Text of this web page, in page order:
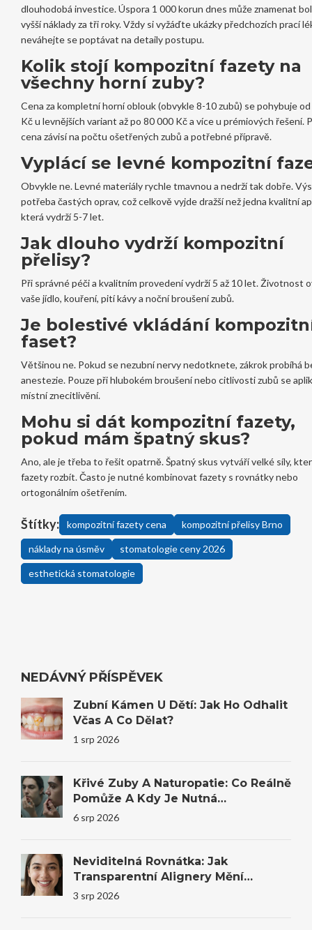
dlouhodobá investice. Úspora 1 000 korun dnes může znamenat
vyšší náklady za tři roky. Vždy si vyžáďte ukázky předchozích prací
neváhejte se poptávat na detaily postupu.
Kolik stojí kompozitní fazety na
všechny horní zuby?
Cena za kompletní horní oblouk (obvykle 8-10 zubů) se pohybuje
Kč u levnějších variant až po 80 000 Kč a více u prémiových řešení.
cena závisí na počtu ošetřených zubů a potřebné přípravě.
Vyplácí se levné kompozitní
Obvykle ne. Levné materiály rychle tmavnou a nedrží tak dobře.
potřeba častých oprav, což celkově vyjde dražší než jedna kvalitní
která vydrží 5-7 let.
Jak dlouho vydrží kompozitní
přelisy?
Při správné péči a kvalitním provedení vydrží 5 až 10 let. Životnost
vaše jídlo, kouření, pití kávy a noční broušení zubů.
Je bolestivé vkládání
faset?
Většinou ne. Pokud se nezubní nervy nedotknete, zákrok probíhá
anestezie. Pouze při hlubokém broušení nebo citlivosti zubů se
místní znecitlivění.
Mohu si dát kompozitní fazety,
pokud mám špatný skus?
Ano, ale je třeba to řešit opatrně. Špatný skus vytváří velké síly,
fazety rozbít. Často je nutné kombinovat fazety s rovnátky nebo
ortogonálním ošetřením.
Štítky: kompozitní fazety cena kompozitní přelisy Brno
náklady na úsměv stomatologie ceny 2026
esthetická stomatologie
NEDÁVNÝ PŘÍSPĚVEK
Zubní Kámen U Dětí: Jak Ho Odhalit
Včas A Co Dělat?
1 srp 2026
Křivé Zuby A Naturopatie: Co Reálně
Pomůže A Kdy Je Nutná
Stomatologie
6 srp 2026
Neviditelná Rovnátka: Jak
Transparentní Alignery Mění
Úsměvy I Sebevědomí
3 srp 2026